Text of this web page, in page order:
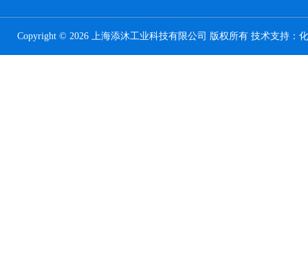
Copyright © 2026 上海添沐工业科技有限公司 版权所有 技术支持：